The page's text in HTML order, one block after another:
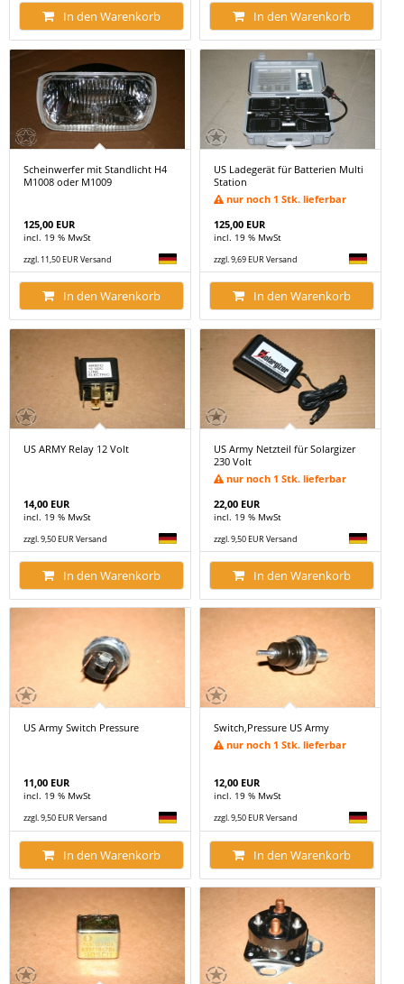
In den Warenkorb In den Warenkorb
Scheinwerfer mit Standlicht H4
M1008 oder M1009
125,00 EUR
incl. 19 % MwSt
zzgl. 11,50 EUR Versand
In den Warenkorb
US Ladegerät für Batterien Multi
Station
nur noch 1 Stk. lieferbar
125,00 EUR
incl. 19 % MwSt
zzgl. 9,69 EUR Versand
In den Warenkorb
US ARMY Relay 12 Volt
14,00 EUR
incl. 19 % MwSt
zzgl. 9,50 EUR Versand
In den Warenkorb
US Army Netzteil für Solargizer
230 Volt
nur noch 1 Stk. lieferbar
22,00 EUR
incl. 19 % MwSt
zzgl. 9,50 EUR Versand
In den Warenkorb
US Army Switch Pressure
11,00 EUR
incl. 19 % MwSt
zzgl. 9,50 EUR Versand
In den Warenkorb
Switch,Pressure US Army
nur noch 1 Stk. lieferbar
12,00 EUR
incl. 19 % MwSt
zzgl. 9,50 EUR Versand
In den Warenkorb